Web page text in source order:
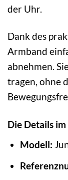
der Uhr.
Dank des
Armband
abnehmen.
tragen, ohne
Die Details
Modell: